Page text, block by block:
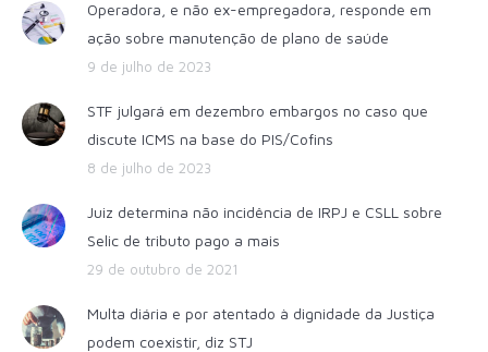
Operadora, e não ex-empregadora, responde em
ação sobre manutenção de plano de saúde
9 de julho de 2023
STF julgará em dezembro embargos no caso que
discute ICMS na base do PIS/Cofins
8 de julho de 2023
Juiz determina não incidência de IRPJ e CSLL sobre
Selic de tributo pago a mais
29 de outubro de 2021
Multa diária e por atentado à dignidade da Justiça
podem coexistir, diz STJ